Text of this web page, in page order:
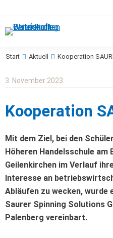
Sie befinden sich hier:
Start Aktuell Kooperation
3. November 2023
Kooperation
Mit dem Ziel, bei den
Höheren Handelsschule
Geilenkirchen im Verlauf
Interesse an
Abläufen zu wecken, wurde
Saurer Spinning Solutions
Palenberg vereinbart.